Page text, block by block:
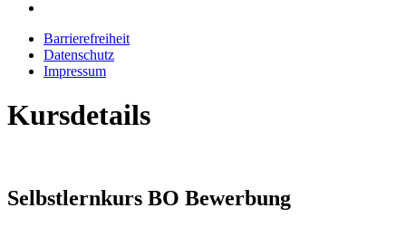
Barrierefreiheit
Datenschutz
Impressum
Kursdetails
Selbstlernkurs BO Bewerbung